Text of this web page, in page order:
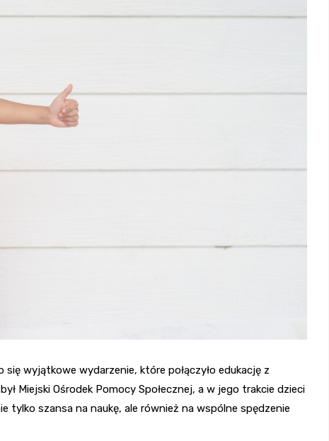
Serca Pana Jezusa
Promenada nad Przemszą
wyjątkowe wydarzenie, które połączyło edukację z
Miejski Ośrodek Pomocy Społecznej, a w jego trakcie dzieci
tylko szansa na naukę, ale również na wspólne spędzenie